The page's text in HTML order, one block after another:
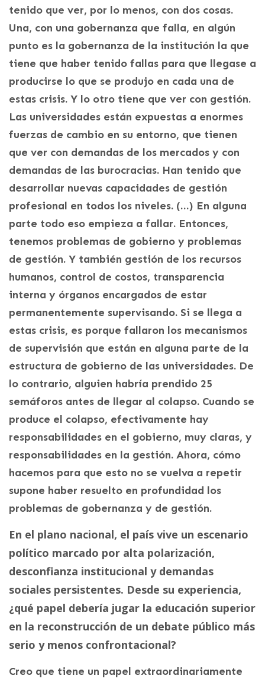
tenido que ver, por lo menos, con dos cosas.
Una, con una gobernanza que falla, en algún
punto es la gobernanza de la institución la que
tiene que haber tenido fallas para que llegase a
producirse lo que se produjo en cada una de
estas crisis. Y lo otro tiene que ver con gestión.
Las universidades están expuestas a enormes
fuerzas de cambio en su entorno, que tienen
que ver con demandas de los mercados y con
demandas de las burocracias. Han tenido que
desarrollar nuevas capacidades de gestión
profesional en todos los niveles. (…) En alguna
parte todo eso empieza a fallar. Entonces,
tenemos problemas de gobierno y problemas
de gestión. Y también gestión de los recursos
humanos, control de costos, transparencia
interna y órganos encargados de estar
permanentemente supervisando. Si se llega a
estas crisis, es porque fallaron los mecanismos
de supervisión que están en alguna parte de la
estructura de gobierno de las universidades. De
lo contrario, alguien habría prendido 25
semáforos antes de llegar al colapso. Cuando se
produce el colapso, efectivamente hay
responsabilidades en el gobierno, muy claras, y
responsabilidades en la gestión. Ahora, cómo
hacemos para que esto no se vuelva a repetir
supone haber resuelto en profundidad los
problemas de gobernanza y de gestión.
En el plano nacional, el país vive un escenario
político marcado por alta polarización,
desconfianza institucional y demandas
sociales persistentes. Desde su experiencia,
¿qué papel debería jugar la educación superior
en la reconstrucción de un debate público más
serio y menos confrontacional?
Creo que tiene un papel extraordinariamente